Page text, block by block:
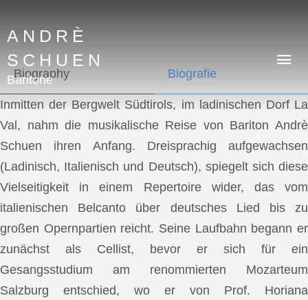
ANDRÈ
SCHUEN
Baritone
Biography Biografie
Inmitten der Bergwelt Südtirols, im ladinischen Dorf La
Val, nahm die musikalische Reise von Bariton Andrè
Schuen ihren Anfang. Dreisprachig aufgewachsen
(Ladinisch, Italienisch und Deutsch), spiegelt sich diese
Vielseitigkeit in einem Repertoire wider, das vom
italienischen Belcanto über deutsches Lied bis zu
großen Opernpartien reicht. Seine Laufbahn begann er
zunächst als Cellist, bevor er sich für ein
Gesangsstudium am renommierten Mozarteum
Salzburg entschied, wo er von Prof. Horiana